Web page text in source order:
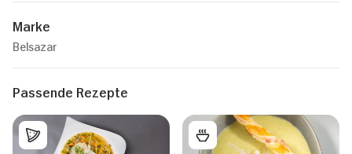
Marke
Belsazar
Passende Rezepte